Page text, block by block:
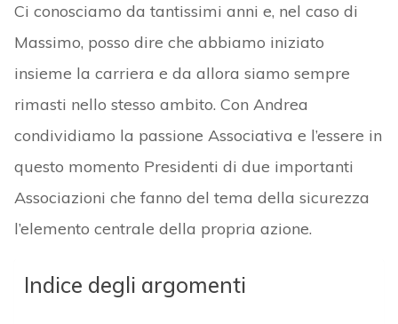
Ci conosciamo da tantissimi anni e, nel caso di
Massimo, posso dire che abbiamo iniziato
insieme la carriera e da allora siamo sempre
rimasti nello stesso ambito. Con Andrea
condividiamo la passione Associativa e l’essere in
questo momento Presidenti di due importanti
Associazioni che fanno del tema della sicurezza
l’elemento centrale della propria azione.
Indice degli argomenti